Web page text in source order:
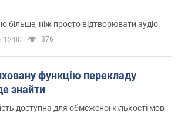
більше, ніж просто відтворювати аудіо
12:00 876
функцію перекладу
знайти
доступна для обмеженої кількості мов